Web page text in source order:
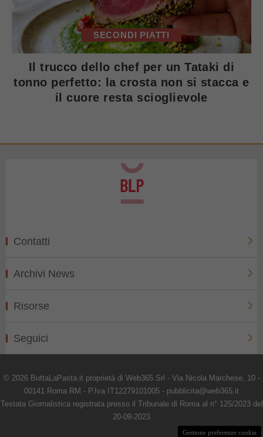
SECONDI PIATTI
Il trucco dello chef per un Tataki di
tonno perfetto: la crosta non si stacca e
il cuore resta scioglievole
Contatti
Archivi News
Risorse
Seguici
© 2026 ButtaLaPasta.it proprietà di Web365 Srl - Via Nicola Marchese, 10 -
00141 Roma RM - P.Iva IT12279101005 - pubblicita@web365.it
Testata Giornalistica registrata presso il Tribunale di Roma al n° 125/2023 del
20-09-2023
Gestione preferenze cookie